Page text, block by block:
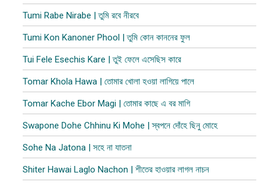
Tumi Rabe Nirabe | তুমি রবে নীরবে
Tumi Kon Kanoner Phool | তুমি কোন কাননের ফুল
Tui Fele Esechis Kare | তুই ফেলে এসেছিস কারে
Tomar Khola Hawa | তোমার খোলা হওয়া লাগিয়ে পালে
Tomar Kache Ebor Magi | তোমার কাছে এ বর মাগি
Swapone Dohe Chhinu Ki Mohe | স্বপনে দোঁহে ছিনু মোহে
Sohe Na Jatona | সহে না যাতনা
Shiter Hawai Laglo Nachon | শীতের হাওয়ার লাগল নাচন